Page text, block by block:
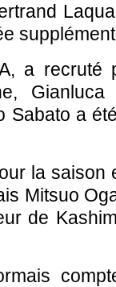
a recruté
Sabato a
la saison
Mitsuo
de